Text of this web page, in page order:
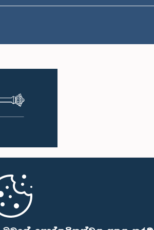
ප.ව. 1:30 - ප.ව. 1:38